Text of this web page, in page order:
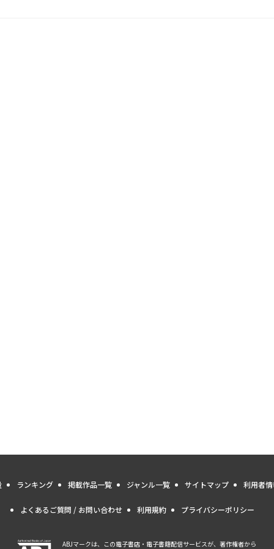
ランキング 掲載作品一覧 ジャンル一覧 サイトマップ 利用者
よくあるご質問 / お問い合わせ 利用規約 プライバシーポリシー
ABJマークは、この電子書店・電子書籍配信サービスが、著作権者から